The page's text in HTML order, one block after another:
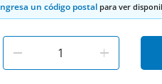
un código postal para ver